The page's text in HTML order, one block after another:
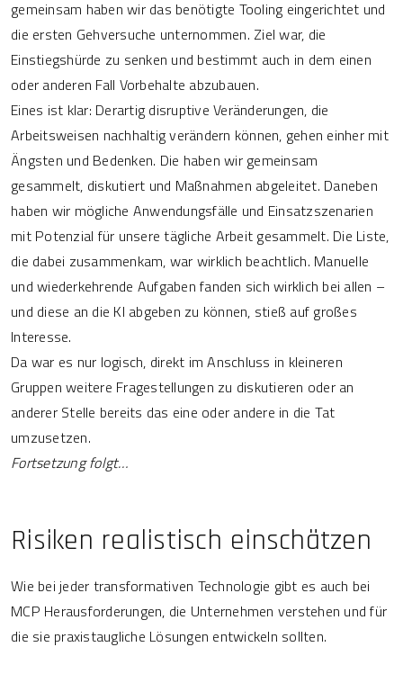
gemeinsam haben wir das benötigte Tooling eingerichtet und
die ersten Gehversuche unternommen. Ziel war, die
Einstiegshürde zu senken und bestimmt auch in dem einen
oder anderen Fall Vorbehalte abzubauen.
Eines ist klar: Derartig disruptive Veränderungen, die
Arbeitsweisen nachhaltig verändern können, gehen einher mit
Ängsten und Bedenken. Die haben wir gemeinsam
gesammelt, diskutiert und Maßnahmen abgeleitet. Daneben
haben wir mögliche Anwendungsfälle und Einsatzszenarien
mit Potenzial für unsere tägliche Arbeit gesammelt. Die Liste,
die dabei zusammenkam, war wirklich beachtlich. Manuelle
und wiederkehrende Aufgaben fanden sich wirklich bei allen –
und diese an die KI abgeben zu können, stieß auf großes
Interesse.
Da war es nur logisch, direkt im Anschluss in kleineren
Gruppen weitere Fragestellungen zu diskutieren oder an
anderer Stelle bereits das eine oder andere in die Tat
umzusetzen.
Fortsetzung folgt…
Risiken realistisch einschätzen
Wie bei jeder transformativen Technologie gibt es auch bei
MCP Herausforderungen, die Unternehmen verstehen und für
die sie praxistaugliche Lösungen entwickeln sollten.